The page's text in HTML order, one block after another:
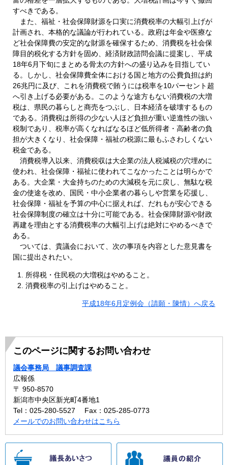
すべきである。
また、福祉・社会保障財源を口実に消費税率の大幅引上げが
計画され、本格的な議論が行われている。政府は年金や医療な
ど社会保障費の安定的な財源を確保するため、消費税を社会保
障目的税化する方針を固め、経済財政諮問会議に提案し、平成
18年6月下旬にまとめる骨太の方針への盛り込みを目指してい
る。しかし、社会保障費全体における国と地方の公費負担は約
26兆円に及び、これを消費税で賄うには税率を10パーセント超
へ引き上げる必要がある。このような途方もない消費税の大増
税は、県民の暮らしと商売をつぶし、日本経済を破壊するもの
である。消費税は所得の少ない人ほど負担が重い逆進性の強い
税制であり、税率が高くなればなるほど低所得者・高齢者の負
担が大きくなり、社会保障・福祉の税源に最もふさわしくない
税金である。
消費税導入以来、消費税収は大企業の法人税減税の穴埋めに
使われ、社会保障・福祉に使われてこなかったことは明らかで
ある。大企業・大金持ちのための大減税を元に戻し、無駄な税
金の使途を改め、国民・中小企業者の暮らしや営業を応援し、
社会保障・福祉を予算の中心に据えれば、だれもが安心できる
社会保障制度の確立は十分に可能である。社会保障財源や財政
再建を理由とする消費税率の大幅引上げは絶対にやめるべきで
ある。
ついては、貴議会において、次の事項を内容とした意見書を
国に提出されたい。
所得税・住民税の大増税はやめること。
消費税率の引上げはやめること。
平成18年6月定例会（請願・陳情）へ戻る
このページに関するお問い合わせ
議会事務局 議事調査課
広報係
〒 950-8570
新潟市中央区新光町4番地1
Tel：025-280-5527
Fax：025-285-0773
メールでのお問い合わせはこちら